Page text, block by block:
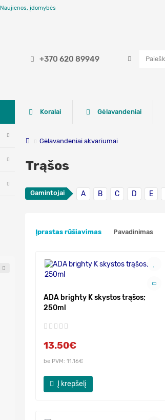
Naujienos, įdomybės
+370 620 89949
Koralai Gėlavandeniai
Gėlavandeniai akvariumai
Trąšos
Gamintojai A B C D E
Įprastas rūšiavimas Pavadinimas
ADA brighty K skystos trąšos;
250ml
13.50€
be PVM: 11.16€
Į krepšelį